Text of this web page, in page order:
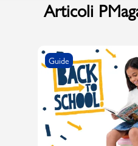
Articoli
Guide